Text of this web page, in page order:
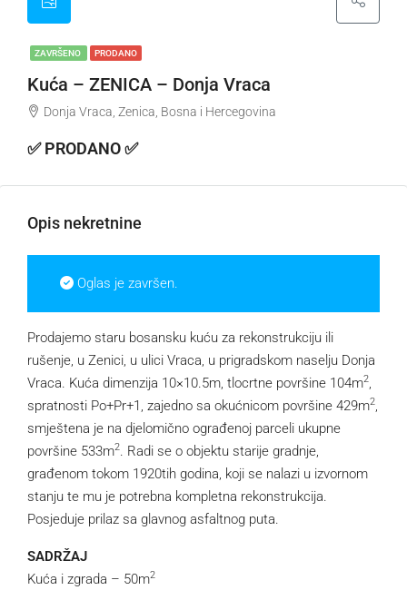
ZAVRŠENO PRODANO
Kuća – ZENICA – Donja Vraca
Donja Vraca, Zenica, Bosna i Hercegovina
✅ PRODANO ✅
Opis nekretnine
Oglas je završen.
Prodajemo staru bosansku kuću za rekonstrukciju ili
rušenje, u Zenici, u ulici Vraca, u prigradskom naselju Donja
Vraca. Kuća dimenzija 10×10.5m, tlocrtne površine 104m2
spratnosti Po+Pr+1, zajedno sa okućnicom površine 429m2
smještena je na djelomično ograđenoj parceli ukupne
površine 533m2
. Radi se o objektu starije gradnje,
građenom tokom 1920tih godina, koji se nalazi u izvornom
stanju te mu je potrebna kompletna rekonstrukcija.
Posjeduje prilaz sa glavnog asfaltnog puta.
SADRŽAJ
Kuća i zgrada – 50m2